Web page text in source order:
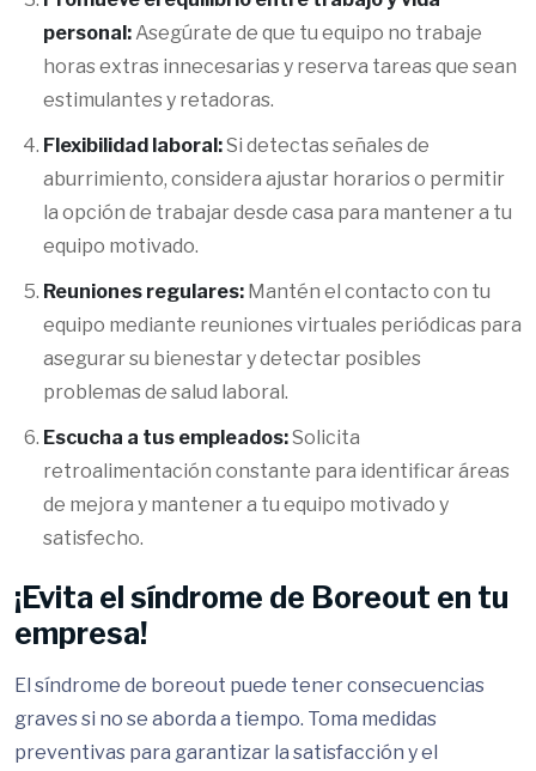
personal:Asegúrate de que tu equipo no trabaje
horas extras innecesarias y reserva tareas que sean
estimulantes y retadoras.
Flexibilidad laboral:Si detectas señales de
aburrimiento, considera ajustar horarios o permitir
la opción de trabajar desde casa para mantener a tu
equipo motivado.
Reuniones regulares: Mantén el contacto con tu
equipo mediante reuniones virtuales periódicas para
asegurar su bienestar y detectar posibles
problemas de salud laboral.
Escucha a tus empleados:Solicita
retroalimentación constante para identificar áreas
de mejora y mantener a tu equipo motivado y
satisfecho.
¡Evita el síndrome de Boreout en tu
empresa!
El síndrome de boreout puede tener consecuencias
graves si no se aborda a tiempo. Toma medidas
preventivas para garantizar la satisfacción y el